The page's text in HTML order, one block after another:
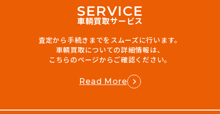
SERVICE
車輌買取サービス
査定から手続きまでをスムーズに行います。
車輌買取についての詳細情報は、
こちらのページからご確認ください。
Read More